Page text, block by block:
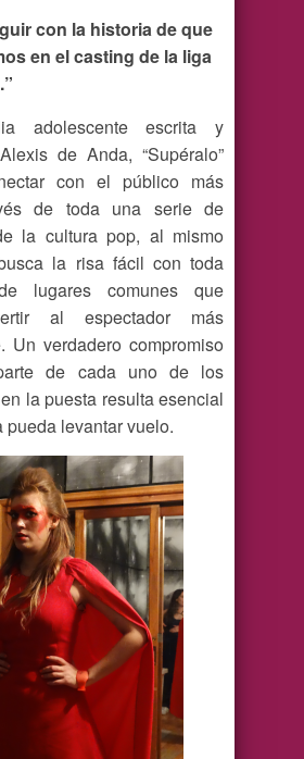
con la historia de que
en el casting de la liga
adolescente escrita y
de Anda, “Supéralo”
con el público más
de toda una serie de
la cultura pop, al mismo
la risa fácil con toda
lugares comunes que
al espectador más
Un verdadero compromiso
de cada uno de los
la puesta resulta esencial
pueda levantar vuelo.